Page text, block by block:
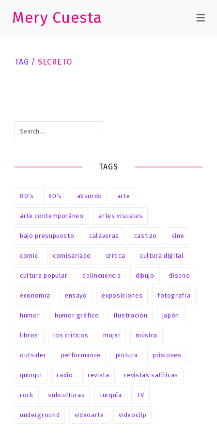
Mery Cuesta
TAG / SECRETO
Radio
for:
TAGS
80's 90's absurdo arte
arte contemporáneo artes visuales
bajo presupuesto calaveras castizo cine
comic comisariado crítica cultura digital
cultura popular delincuencia dibujo diseño
economía ensayo exposiciones fotografía
humor humor gráfico ilustración japón
libros los críticos mujer música
outsider performance pintura prisiones
quinqui radio revista revistas satíricas
rock subculturas turquía TV
underground videoarte videoclip